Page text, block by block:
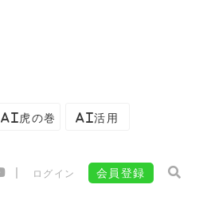
AI虎の巻 AI活用
ログイン 会員登録